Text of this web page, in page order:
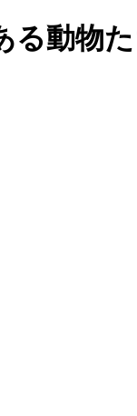
動物